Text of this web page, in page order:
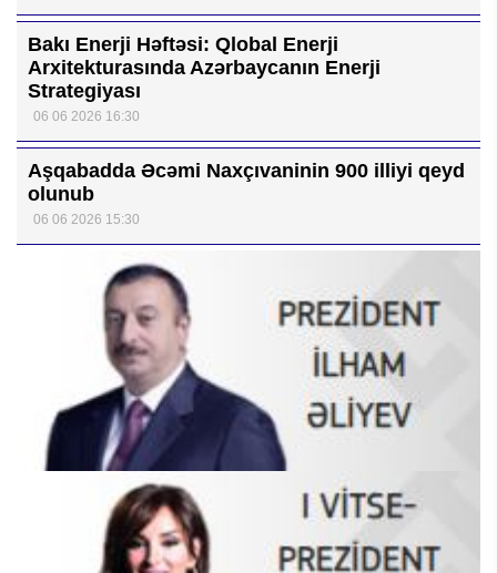
Bakı Enerji Həftəsi: Qlobal Enerji
Arxitekturasında Azərbaycanın Enerji
Strategiyası
06 06 2026 16:30
Aşqabadda Əcəmi Naxçıvaninin 900 illiyi qeyd
olunub
06 06 2026 15:30